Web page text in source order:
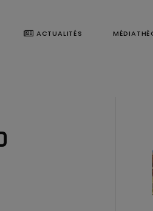
ACTUALITÉS